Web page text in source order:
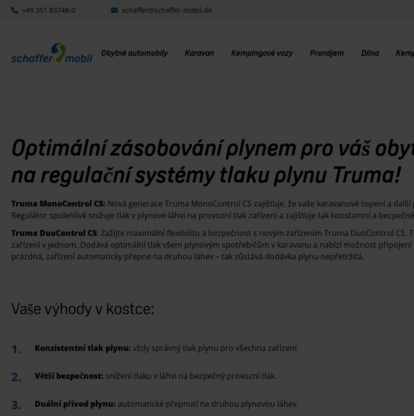
+49 351 83748-0 schaffer@schaffer-mobil.de
Obytné automobily Karavan Kempingové vozy Pronájem Dílna
Optimální zásobování plynem pro váš
na regulační systémy tlaku plynu Truma!
Truma MonoControl CS: Nová generace Truma MonoControl CS zajišťuje, že vaše karavanové topení a
Regulátor spolehlivě snižuje tlak v plynové láhvi na provozní tlak zařízení a zajišťuje tak konstantní a
Truma DuoControl CS: Zažijte maximální flexibilitu a bezpečnost s novým zařízením Truma DuoControl
zařízení v jednom. Dodává optimální tlak všem plynovým spotřebičům v karavanu a nabízí možnost
prázdná, zařízení automaticky přepne na druhou láhev – tak zůstává dodávka plynu nepřetržitá.
Vaše výhody v kostce:
Konzistentní tlak plynu: vždy správný tlak plynu pro všechna zařízení.
Větší bezpečnost: snížení tlaku v láhvi na bezpečný provozní tlak.
Duální přívod plynu: automatické přepnutí na druhou plynovou láhev.